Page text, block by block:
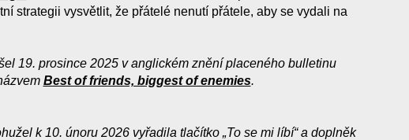
strategii vysvětlit, že přátelé nenutí přátele, aby se vydali na
19. prosince 2025 v anglickém znění placeného bulletinu
Best of friends, biggest of enemies.
k 10. únoru 2026 vyřadila tlačítko „To se mi líbí“ a doplněk